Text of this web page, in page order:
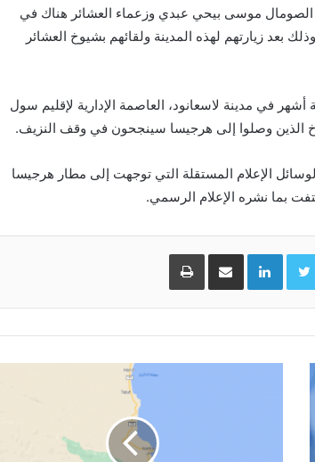
موسى بيحي عبدي وزعماء العشائر هناك في
بعد زيارتهم لهذه المدينة ولقائهم بشيوخ العشائر
في مدينة لاسعانود، العاصمة الإدارية لإقليم سول
الذين وصلوا إلى هرجيسا سينجحون في وقف النزيف.
الإعلام المستقلة التي توجهت إلى مطار هرجيسا
بما نشره الإعلام الرسمي.
Twitter
LinkedInمشاركة عبر البريد طباعة